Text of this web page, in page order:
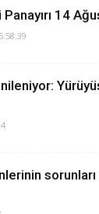
14